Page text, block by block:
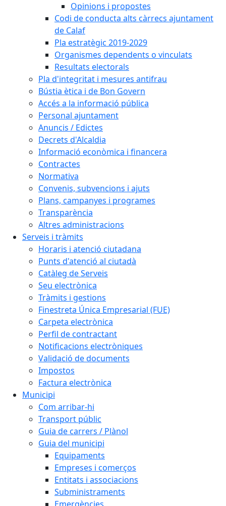
Opinions i propostes
Codi de conducta alts càrrecs ajuntament
de Calaf
Pla estratègic 2019-2029
Organismes dependents o vinculats
Resultats electorals
Pla d'integritat i mesures antifrau
Bústia ètica i de Bon Govern
Accés a la informació pública
Personal ajuntament
Anuncis / Edictes
Decrets d'Alcaldia
Informació econòmica i financera
Contractes
Normativa
Convenis, subvencions i ajuts
Plans, campanyes i programes
Transparència
Altres administracions
Serveis i tràmits
Horaris i atenció ciutadana
Punts d'atenció al ciutadà
Catàleg de Serveis
Seu electrònica
Tràmits i gestions
Finestreta Única Empresarial (FUE)
Carpeta electrònica
Perfil de contractant
Notificacions electròniques
Validació de documents
Impostos
Factura electrònica
Municipi
Com arribar-hi
Transport públic
Guia de carrers / Plànol
Guia del municipi
Equipaments
Empreses i comerços
Entitats i associacions
Subministraments